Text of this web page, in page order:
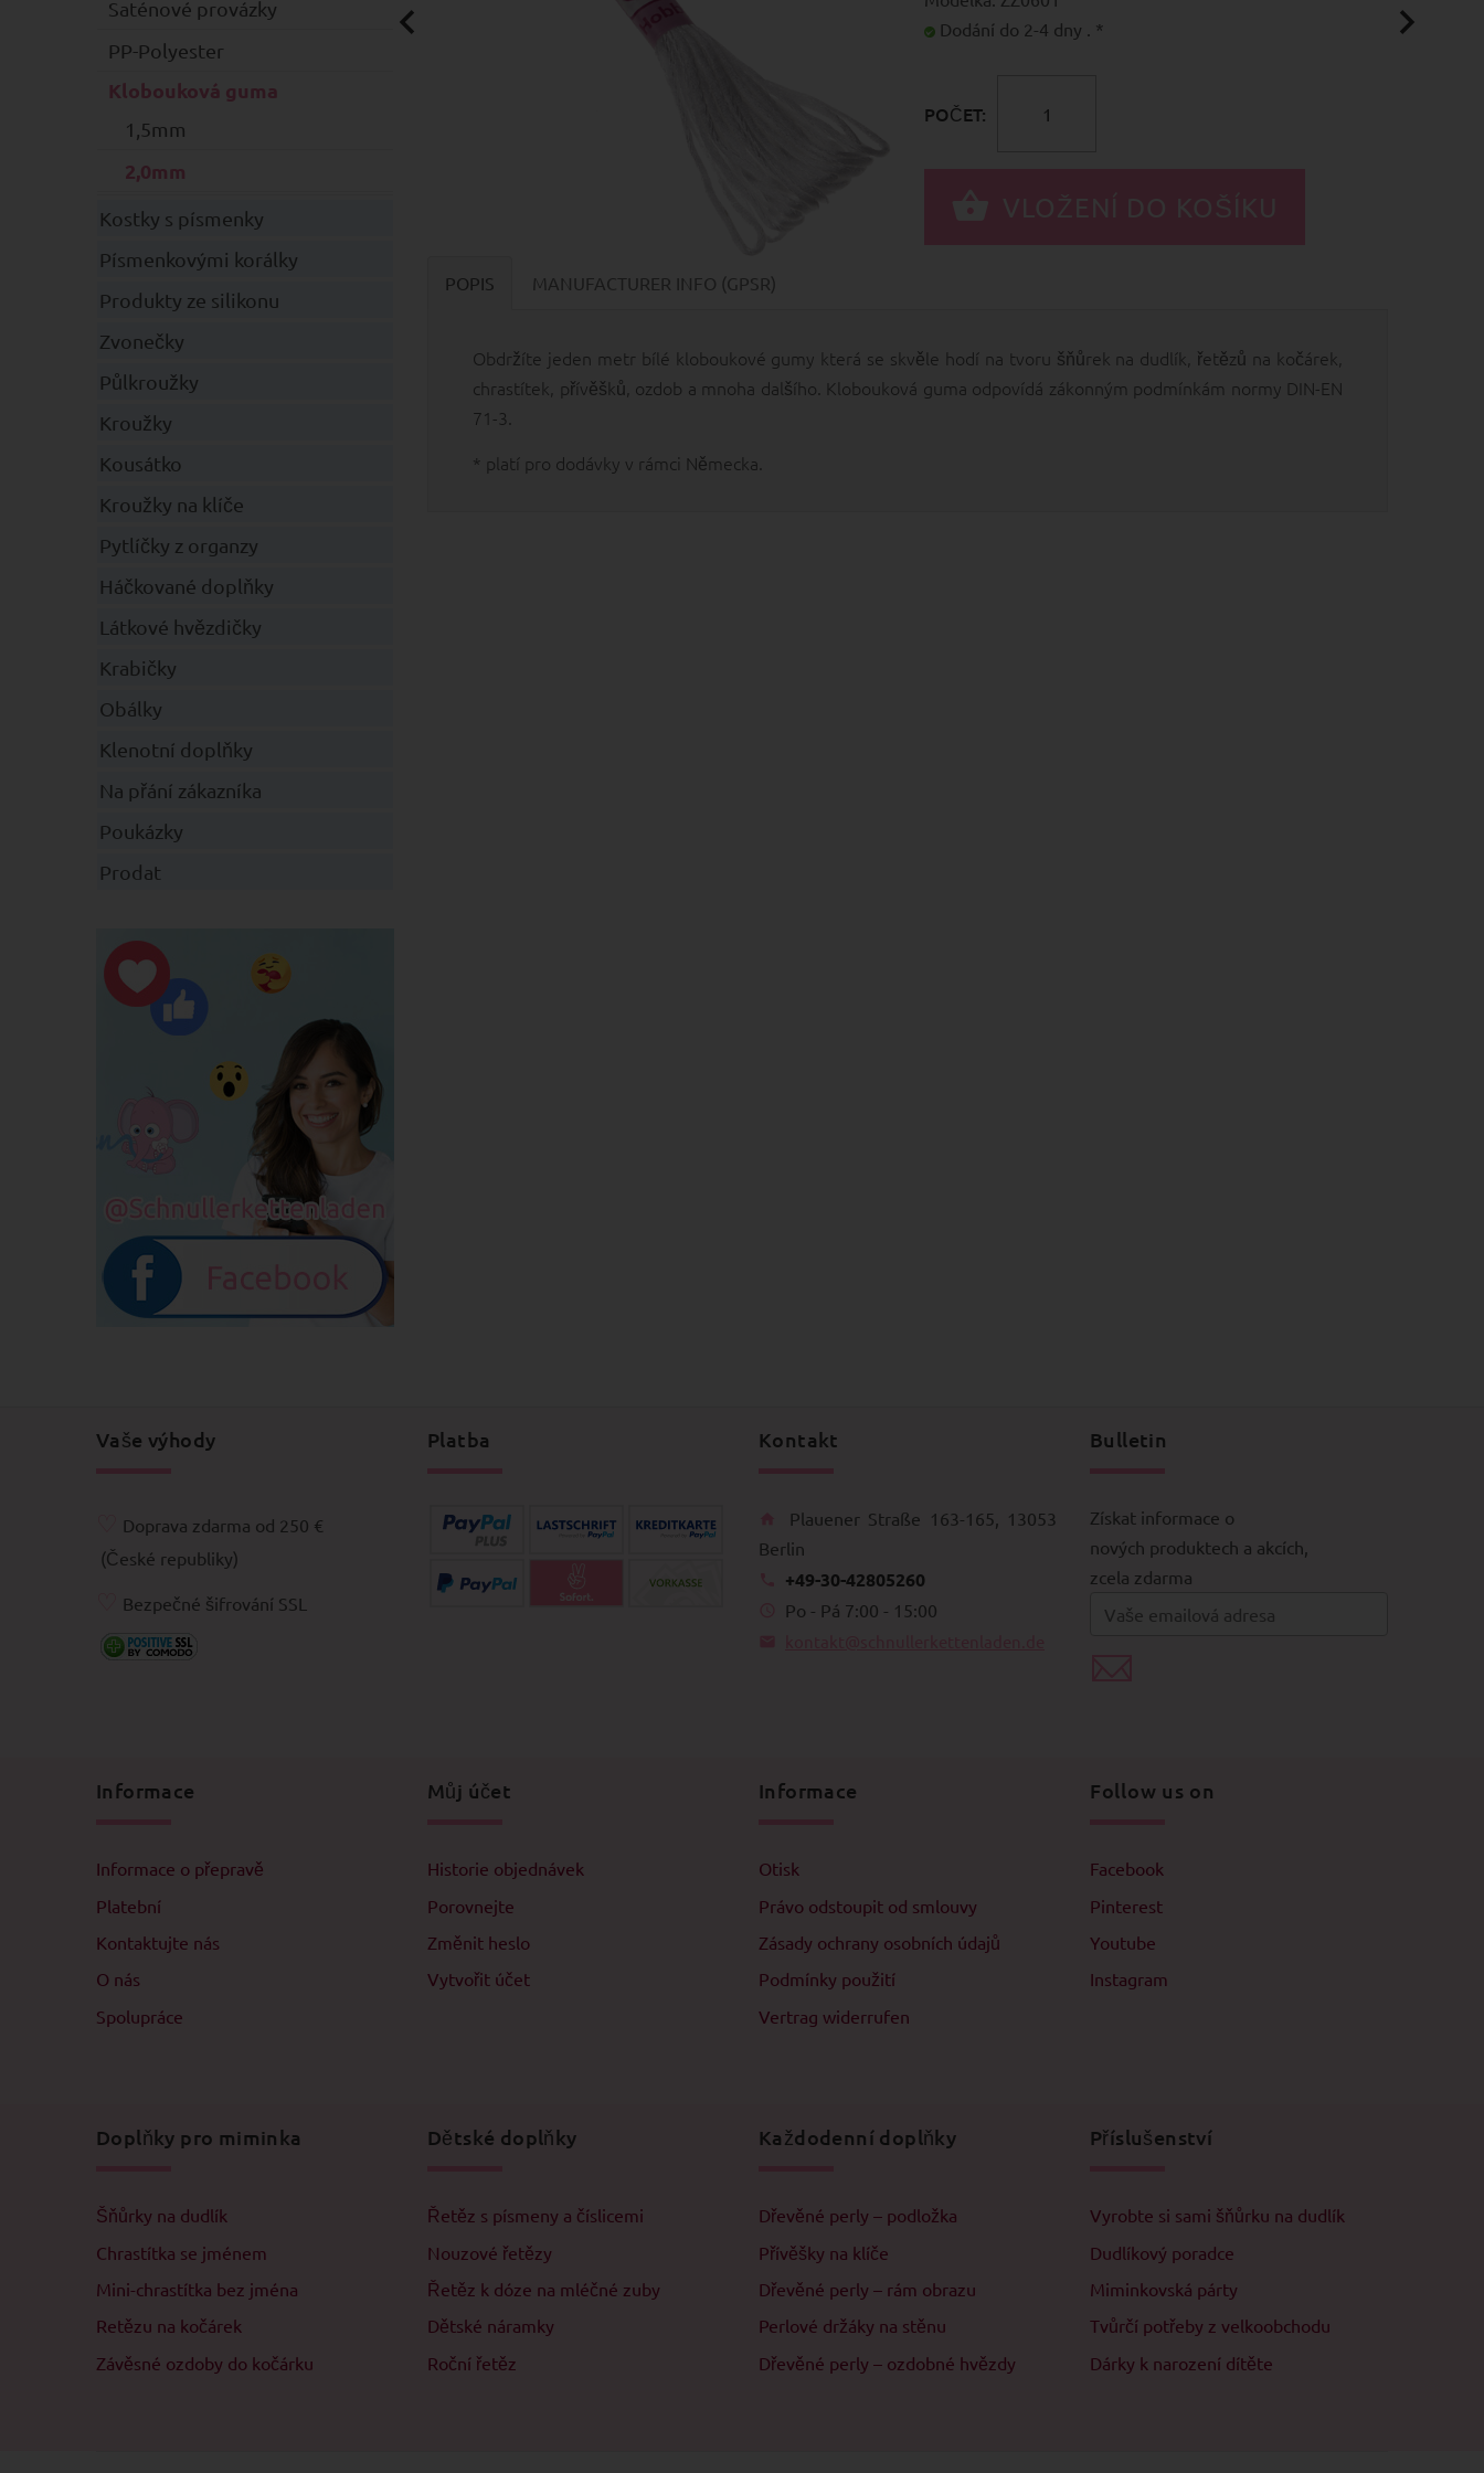
Dodání do 2-4 dny . *
POČET:
POPIS MANUFACTURER INFO (GPSR)
Obdržíte jeden metr bílé kloboukové gumy která se skvěle hodí na tvoru šňůrek na dudlík, řetězů na kočárek,
chrastítek, přívěšků, ozdob a mnoha dalšího. Klobouková guma odpovídá zákonným podmínkám normy DIN-EN
71-3.
* platí pro dodávky v rámci Německa.
Saténové provázky
PP-Polyester
Klobouková guma
1,5mm
2,0mm
Kostky s písmenky
Písmenkovými korálky
Produkty ze silikonu
Zvonečky
Půlkroužky
Kroužky
Kousátko
Kroužky na klíče
Pytlíčky z organzy
Háčkované doplňky
Látkové hvězdičky
Krabičky
Obálky
Klenotní doplňky
Na přání zákazníka
Poukázky
Prodat
Vaše výhody
Doprava zdarma od 250 €
(České republiky)
Bezpečné šifrování SSL
Platba Kontakt
Plauener Straße 163-165, 13053
Berlin
+49-30-42805260
Po - Pá 7:00 - 15:00
Bulletin
Získat informace o
nových produktech a akcích,
zcela zdarma
Informace
Informace o přepravě
Platební
Kontaktujte nás
O nás
Spolupráce
Můj účet
Historie objednávek
Porovnejte
Změnit heslo
Vytvořit účet
Informace
Otisk
Právo odstoupit od smlouvy
Zásady ochrany osobních údajů
Podmínky použití
Vertrag widerrufen
Follow us on
Facebook
Pinterest
Youtube
Instagram
Doplňky pro miminka
Šňůrky na dudlík
Chrastítka se jménem
Mini-chrastítka bez jména
Retězu na kočárek
Závěsné ozdoby do kočárku
Dětské doplňky
Řetěz s písmeny a číslicemi
Nouzové řetězy
Řetěz k dóze na mléčné zuby
Dětské náramky
Roční řetěz
Každodenní doplňky
Dřevěné perly – podložka
Přívěšky na klíče
Dřevěné perly – rám obrazu
Perlové držáky na stěnu
Dřevěné perly – ozdobné hvězdy
Příslušenství
Vyrobte si sami šňůrku na dudlík
Dudlíkový poradce
Miminkovská párty
Tvůrčí potřeby z velkoobchodu
Dárky k narození dítěte